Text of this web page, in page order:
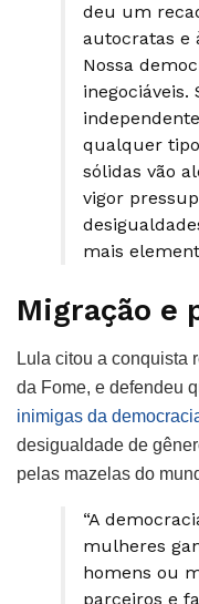
deu um
autocratas e
Nossa
inegociáveis.
qualquer
sólidas vão
vigor
mais
Migração e
Lula citou a conquista
da Fome, e defendeu
inimigas da
desigualdade de
pelas mazelas do
“A
mulheres
homens ou
parceiros e